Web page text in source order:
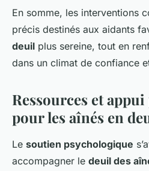
En somme, les interventions
précis destinés aux aidants
deuil plus sereine, tout en
dans un climat de confiance
Ressources et
pour les aînés en
Le soutien psychologique
accompagner le deuil des